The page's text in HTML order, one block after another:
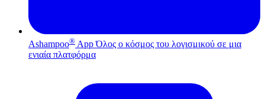
Ashampoo® App Όλος ο κόσμος του λογισμικού σε μια
ενιαία πλατφόρμα